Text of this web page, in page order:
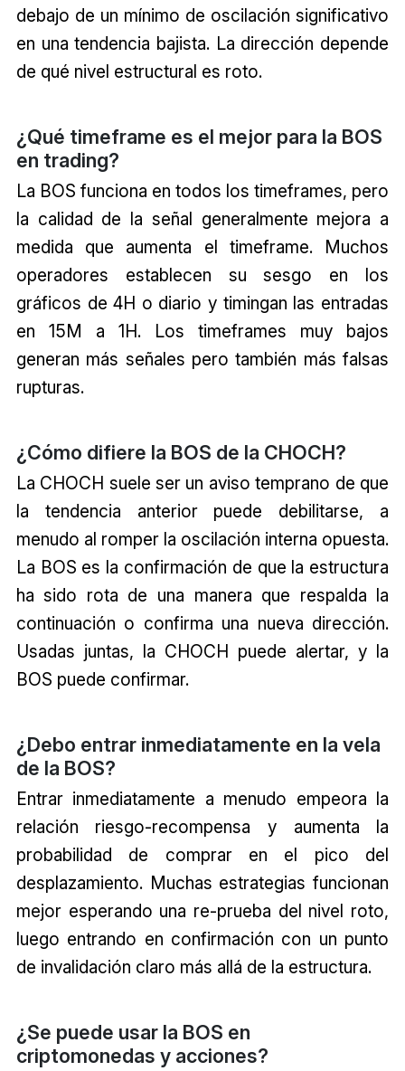
debajo de un mínimo de oscilación significativo
en una tendencia bajista. La dirección depende
de qué nivel estructural es roto.
¿Qué timeframe es el mejor para la BOS
en trading?
La BOS funciona en todos los timeframes, pero
la calidad de la señal generalmente mejora a
medida que aumenta el timeframe. Muchos
operadores establecen su sesgo en los
gráficos de 4H o diario y timingan las entradas
en 15M a 1H. Los timeframes muy bajos
generan más señales pero también más falsas
rupturas.
¿Cómo difiere la BOS de la CHOCH?
La CHOCH suele ser un aviso temprano de que
la tendencia anterior puede debilitarse, a
menudo al romper la oscilación interna opuesta.
La BOS es la confirmación de que la estructura
ha sido rota de una manera que respalda la
continuación o confirma una nueva dirección.
Usadas juntas, la CHOCH puede alertar, y la
BOS puede confirmar.
¿Debo entrar inmediatamente en la vela
de la BOS?
Entrar inmediatamente a menudo empeora la
relación riesgo-recompensa y aumenta la
probabilidad de comprar en el pico del
desplazamiento. Muchas estrategias funcionan
mejor esperando una re-prueba del nivel roto,
luego entrando en confirmación con un punto
de invalidación claro más allá de la estructura.
¿Se puede usar la BOS en
criptomonedas y acciones?